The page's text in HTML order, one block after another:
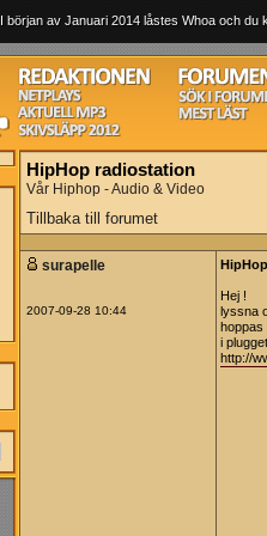
I början av Januari 2014 låstes Whoa och du
HipHop radiostation
Vår Hiphop - Audio & Video
Tillbaka till forumet
surapelle
2007-09-28 10:44
Hej !
lyssna
hoppas
i
http://